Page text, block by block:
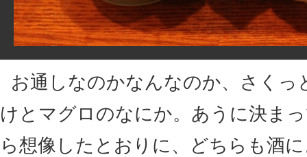
お通しなのかなんなのか、さくっ
けとマグロのなにか。あうに決ま
ら想像したとおりに、どちらも酒